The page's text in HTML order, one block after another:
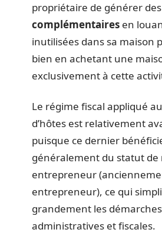
propriétaire de générer des
complémentaires en
inutilisées dans sa maison
bien en achetant une
exclusivement à cette
Le régime fiscal appliqué
d’hôtes est relativement
puisque ce dernier
généralement du statut de
entrepreneur
entrepreneur), ce qui
grandement les démarches
administratives et fiscales.